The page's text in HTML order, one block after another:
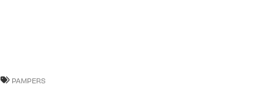
PAMPERS